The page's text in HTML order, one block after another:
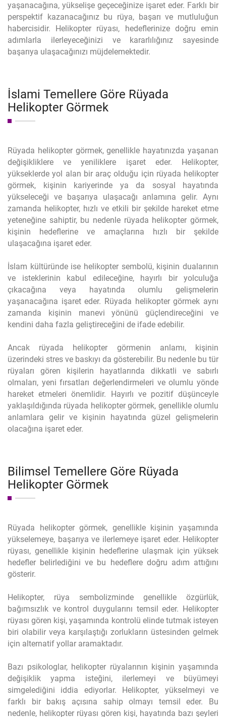
yaşanacağına, yükselişe geçeceğinize işaret eder. Farklı bir
perspektif kazanacağınız bu rüya, başarı ve mutluluğun
habercisidir. Helikopter rüyası, hedeflerinize doğru emin
adımlarla ilerleyeceğinizi ve kararlılığınız sayesinde
başarıya ulaşacağınızı müjdelemektedir.
İslami Temellere Göre Rüyada
Helikopter Görmek
Rüyada helikopter görmek, genellikle hayatınızda yaşanan
değişikliklere ve yeniliklere işaret eder. Helikopter,
yükseklerde yol alan bir araç olduğu için rüyada helikopter
görmek, kişinin kariyerinde ya da sosyal hayatında
yükseleceği ve başarıya ulaşacağı anlamına gelir. Aynı
zamanda helikopter, hızlı ve etkili bir şekilde hareket etme
yeteneğine sahiptir, bu nedenle rüyada helikopter görmek,
kişinin hedeflerine ve amaçlarına hızlı bir şekilde
ulaşacağına işaret eder.
İslam kültüründe ise helikopter sembolü, kişinin dualarının
ve isteklerinin kabul edileceğine, hayırlı bir yolculuğa
çıkacağına veya hayatında olumlu gelişmelerin
yaşanacağına işaret eder. Rüyada helikopter görmek aynı
zamanda kişinin manevi yönünü güçlendireceğini ve
kendini daha fazla geliştireceğini de ifade edebilir.
Ancak rüyada helikopter görmenin anlamı, kişinin
üzerindeki stres ve baskıyı da gösterebilir. Bu nedenle bu tür
rüyaları gören kişilerin hayatlarında dikkatli ve sabırlı
olmaları, yeni fırsatları değerlendirmeleri ve olumlu yönde
hareket etmeleri önemlidir. Hayırlı ve pozitif düşünceyle
yaklaşıldığında rüyada helikopter görmek, genellikle olumlu
anlamlara gelir ve kişinin hayatında güzel gelişmelerin
olacağına işaret eder.
Bilimsel Temellere Göre Rüyada
Helikopter Görmek
Rüyada helikopter görmek, genellikle kişinin yaşamında
yükselemeye, başarıya ve ilerlemeye işaret eder. Helikopter
rüyası, genellikle kişinin hedeflerine ulaşmak için yüksek
hedefler belirlediğini ve bu hedeflere doğru adım attığını
gösterir.
Helikopter, rüya sembolizminde genellikle özgürlük,
bağımsızlık ve kontrol duygularını temsil eder. Helikopter
rüyası gören kişi, yaşamında kontrolü elinde tutmak isteyen
biri olabilir veya karşılaştığı zorlukların üstesinden gelmek
için alternatif yollar aramaktadır.
Bazı psikologlar, helikopter rüyalarının kişinin yaşamında
değişiklik yapma isteğini, ilerlemeyi ve büyümeyi
simgelediğini iddia ediyorlar. Helikopter, yükselmeyi ve
farklı bir bakış açısına sahip olmayı temsil eder. Bu
nedenle, helikopter rüyası gören kişi, hayatında bazı şeyleri